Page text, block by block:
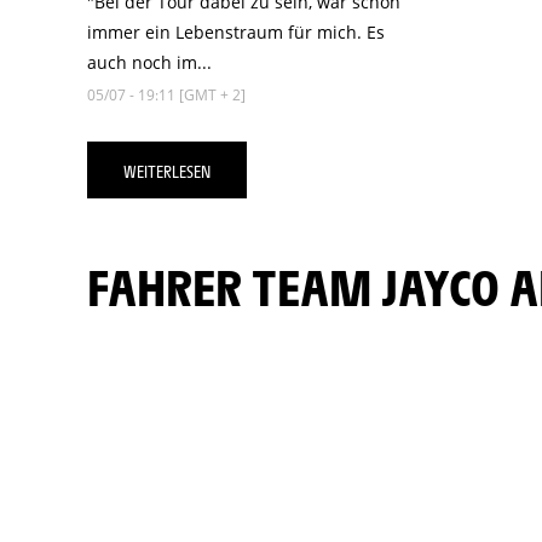
immer ein Lebenstraum für mich. Es
auch noch im...
05/07 - 19:11 [GMT + 2]
WEITERLESEN
FAHRER TEAM JAYCO